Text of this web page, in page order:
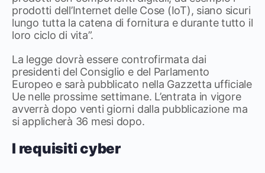
prodotti dell’Internet delle Cose (IoT), siano sicuri
lungo tutta la catena di fornitura e durante tutto il
loro ciclo di vita”.
La legge dovrà essere controfirmata dai
presidenti del Consiglio e del Parlamento
Europeo e sarà pubblicato nella Gazzetta ufficiale
Ue nelle prossime settimane. L’entrata in vigore
avverrà dopo venti giorni dalla pubblicazione ma
si applicherà 36 mesi dopo.
I requisiti cyber